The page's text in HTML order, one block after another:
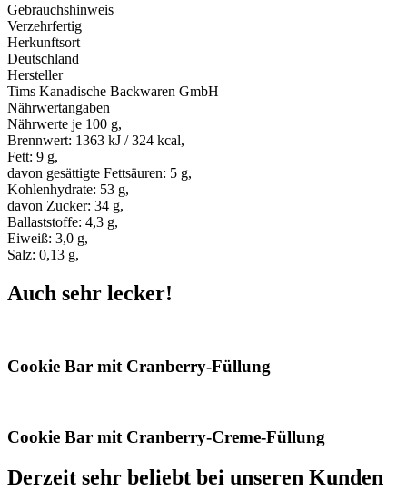
Gebrauchshinweis
Verzehrfertig
Herkunftsort
Deutschland
Hersteller
Tims Kanadische Backwaren GmbH
Nährwertangaben
Nährwerte je 100 g,
Brennwert: 1363 kJ / 324 kcal,
Fett: 9 g,
davon gesättigte Fettsäuren: 5 g,
Kohlenhydrate: 53 g,
davon Zucker: 34 g,
Ballaststoffe: 4,3 g,
Eiweiß: 3,0 g,
Salz: 0,13 g,
Auch sehr lecker!
Cookie Bar mit Cranberry-Füllung
Cookie Bar mit Cranberry-Creme-Füllung
Derzeit sehr beliebt bei unseren Kunden